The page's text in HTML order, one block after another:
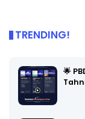
TRENDING!
🌟